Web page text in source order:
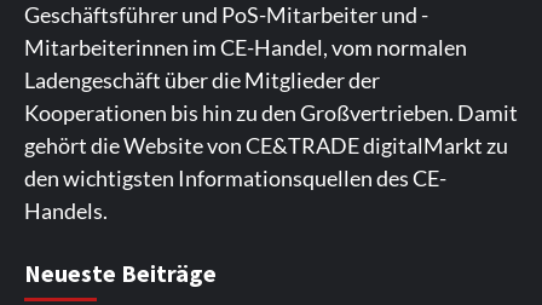
7
Smart Living Top Story
Verbraucher setzen immer mehr auf
Klimageräte und Ventilatoren
Geschäftsführer und PoS-Mitarbeiter und -
Mitarbeiterinnen im CE-Handel, vom normalen
Ladengeschäft über die Mitglieder der
Kooperationen bis hin zu den Großvertrieben. Damit
gehört die Website von CE&TRADE digitalMarkt zu
den wichtigsten Informationsquellen des CE-
Handels.
Plattform bietet Casinospiele und verschiedene
komfortables Spielerlebnis. Die App ermöglicht
regelmäßig. Die Plattform bietet farbenfrohe
Die Gaming-Plattform bietet eine große Auswahl an
Spielautomaten. Die Benutzeroberfläche ist auf eine
Ein weiterer Ort, an dem man Spielautomaten
entdecken kann, ist. Die Seite legt den Schwerpunkt
Neueste Beiträge